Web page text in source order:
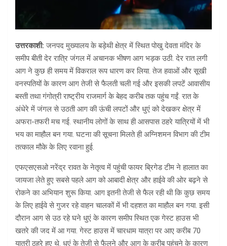
उत्तरकाशी:जनपद मुख्यालय के बड़ेथी क्षेत्र में स्थित पोखु देवता मंदिर के
समीप बीती देर रात्रि जंगल में अचानक भीषण आग भड़क उठी. देर रात लगी
आग ने कुछ ही समय में विकराल रूप धारण कर लिया. तेज हवाओं और सूखी
वनस्पतियों के कारण आग तेजी से फैलती चली गई और इसकी लपटें आवासीय
बस्ती तथा गंगोत्री राष्ट्रीय राजमार्ग के बेहद करीब तक पहुंच गईं. रात के
अंधेरे में जंगल से उठती आग की ऊंची लपटों और धुएं को देखकर क्षेत्र में
अफरा-तफरी मच गई. स्थानीय लोगों के साथ ही आसपास ठहरे यात्रियों में भी
भय का माहौल बन गया. घटना की सूचना मिलते ही अग्निशमन विभाग की टीम
तत्काल मौके के लिए रवाना हुई.
एफएसएसओ नरेंद्र रावत के नेतृत्व में पहुंची फायर ब्रिगेड टीम ने हालात का
जायजा लेते हुए सबसे पहले आग को आबादी क्षेत्र और हाईवे की ओर बढ़ने से
रोकने का अभियान शुरू किया. आग इतनी तेजी से फैल रही थी कि कुछ समय
के लिए हाईवे से गुजर रहे वाहन चालकों में भी दहशत का माहौल बन गया. इसी
दौरान आग से उठ रहे घने धुएं के कारण समीप स्थित एक गेस्ट हाउस भी
खतरे की जद में आ गया. गेस्ट हाउस में चारधाम यात्रा पर आए करीब 70
यात्री ठहरे हुए थे. धुएं के तेजी से फैलने और आग के करीब पहुंचने के कारण